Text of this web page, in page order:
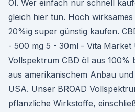
Öl. Wer einfach nur schnell
gleich hier tun. Hoch
20%ig super günstig kaufen.
- 500 mg 5 - 30ml - Vita Market
Vollspektrum CBD öl aus 100%
aus amerikanischem Anbau
USA. Unser BROAD
pflanzliche Wirkstoffe,